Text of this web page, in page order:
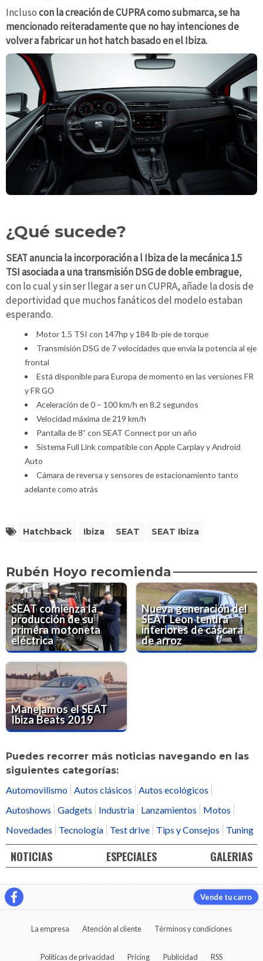
Inclusocon la creación de CUPRA como submarca, se ha
mencionado reiteradamente que no hay intenciones de
volver a fabricar un hot hatch basado en el Ibiza.
¿Qué sucede?
SEAT anuncia la incorporación a l Ibiza de la mecánica 1.5
TSI asociada a una transmisión DSG de doble embrague,
con lo cual y sin ser llegar a ser un CUPRA, añade la dosis de
deportividad que muchos fanáticos del modelo estaban
esperando.
Motor 1.5 TSI con 147hp y 184 lb-pie de torque
Transmisión DSG de 7 velocidades que envía la potencia al eje
frontal
Está disponible para Europa de momento en las versiones FR
y FR GO
Aceleración de 0 – 100 km/h en 8.2 segundos
Velocidad máxima de 219 km/h
Pantalla de 8” con SEAT Connect por un año
Sistema Full Link compatible con Apple Carplay y Android
Auto
Cámara de reversa y sensores de estacionamiento tanto
adelante como atrás
Hatchback Ibiza SEAT SEAT Ibiza
Rubén Hoyo recomienda
SEAT comienza la
producción de su
primera motoneta
eléctrica
Nueva generación del
SEAT Leon tendrá
interiores de cáscara
de arroz
Manejamos el SEAT
Ibiza Beats 2019
Puedes recorrer más noticias navegando en las
siguientes categorías:
Automovilismo Autos clásicos
Autos ecológicos
Autoshows
Gadgets Industria Lanzamientos
Motos
Novedades
Tecnología Test drive Tips y Consejos Tuning
NOTICIAS ESPECIALES GALERIAS
Vende tu carro
La empresa Atención al cliente Términos y condiciones
Políticas de privacidad Pricing Publicidad RSS